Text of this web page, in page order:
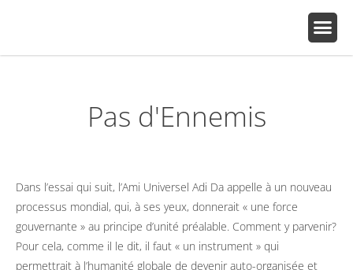
Pas d'Ennemis
Dans l’essai qui suit, l’Ami Universel Adi Da appelle à un nouveau
processus mondial, qui, à ses yeux, donnerait « une force
gouvernante » au principe d’unité préalable. Comment y parvenir?
Pour cela, comme il le dit, il faut « un instrument » qui
permettrait à l’humanité globale de devenir auto-organisée et